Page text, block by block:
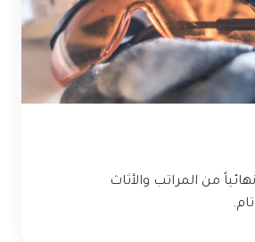
من المراتب والأثاث